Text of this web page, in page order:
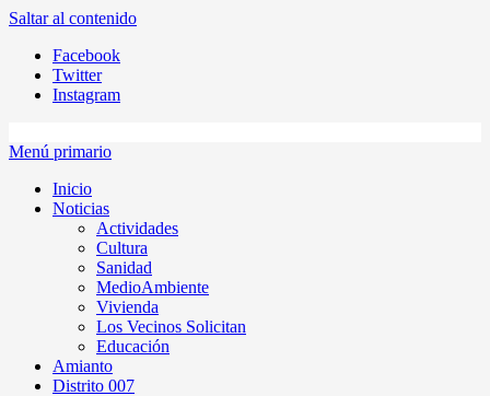
Saltar al contenido
Facebook
Twitter
Instagram
Menú primario
Inicio
Noticias
Actividades
Cultura
Sanidad
MedioAmbiente
Vivienda
Los Vecinos Solicitan
Educación
Amianto
Distrito 007